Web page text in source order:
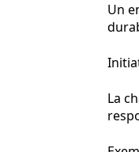
Un
La